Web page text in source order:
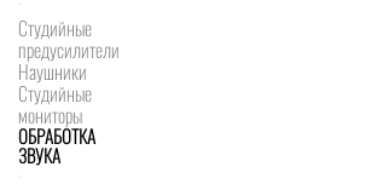
Студийные
предусилители
Наушники
Студийные
мониторы
ОБРАБОТКА
ЗВУКА